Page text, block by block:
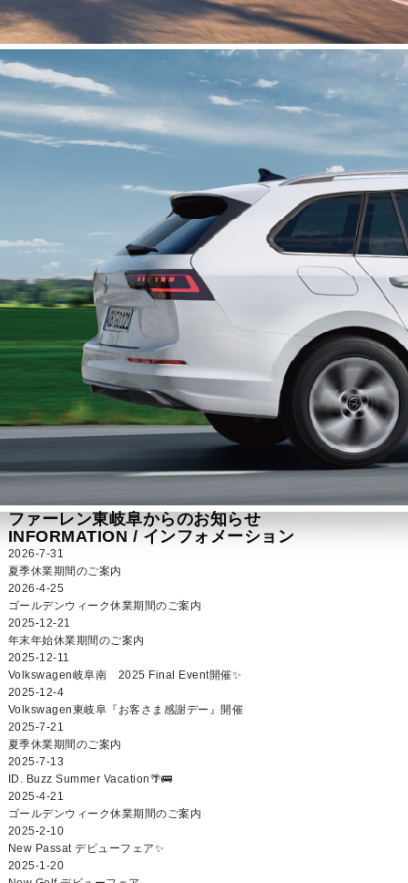
ファーレン東岐阜からのお知らせ
INFORMATION / インフォメーション
2026-7-31
夏季休業期間のご案内
2026-4-25
ゴールデンウィーク休業期間のご案内
2025-12-21
年末年始休業期間のご案内
2025-12-11
Volkswagen岐阜南 2025 Final Event開催✨
2025-12-4
Volkswagen東岐阜『お客さま感謝デー』開催
2025-7-21
夏季休業期間のご案内
2025-7-13
ID. Buzz Summer Vacation🌴🚌
2025-4-21
ゴールデンウィーク休業期間のご案内
2025-2-10
New Passat デビューフェア✨
2025-1-20